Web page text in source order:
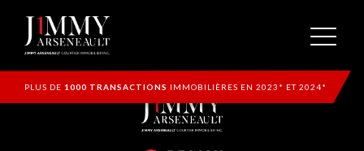
PLUS DE 1000 TRANSACTIONS IMMOBILIÈRES EN 2023* ET 2024*